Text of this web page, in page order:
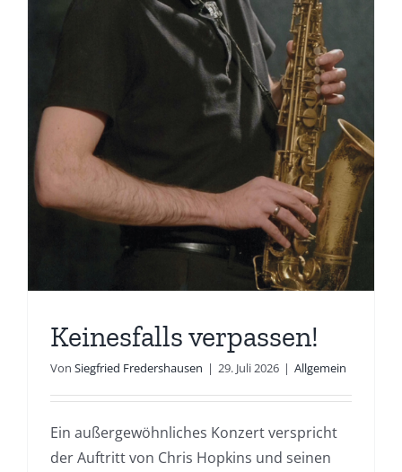
Keinesfalls verpassen!
Von Siegfried Fredershausen | 29. Juli 2026 | Allgemein
Ein außergewöhnliches Konzert verspricht
der Auftritt von Chris Hopkins und seinen